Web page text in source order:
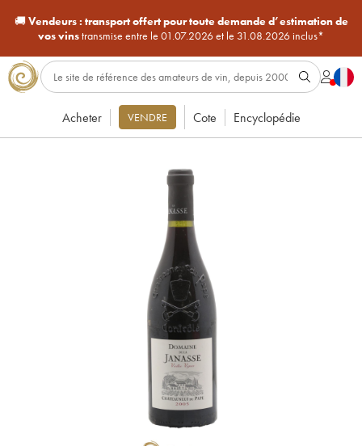
🚚Vendeurs : transport offert pour toute demande d’estimation de
vos vinstransmise entre le 01.07.2026 et le 31.08.2026 inclus*
Acheter VENDRE Cote Encyclopédie